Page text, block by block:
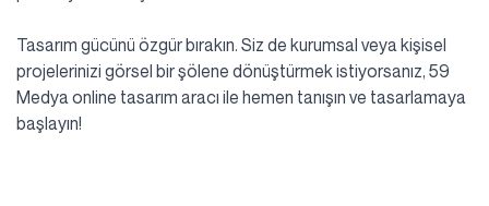
Tasarım gücünü özgür bırakın. Siz de kurumsal veya kişisel
projelerinizi görsel bir şölene dönüştürmek istiyorsanız, 59
Medya online tasarım aracı ile hemen tanışın ve tasarlamaya
başlayın!